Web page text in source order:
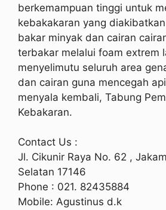
berkemampuan tinggi untuk
kebakakaran yang
bakar minyak dan cairan
terbakar melalui foam extrem
menyelimutu seluruh area
dan cairan guna mencegah
menyala kembali, Tabung
Kebakaran.
Contact Us :
Jl. Cikunir Raya No. 62 ,
Selatan 17146
Phone : 021. 82435884
Mobile: Agustinus d.k